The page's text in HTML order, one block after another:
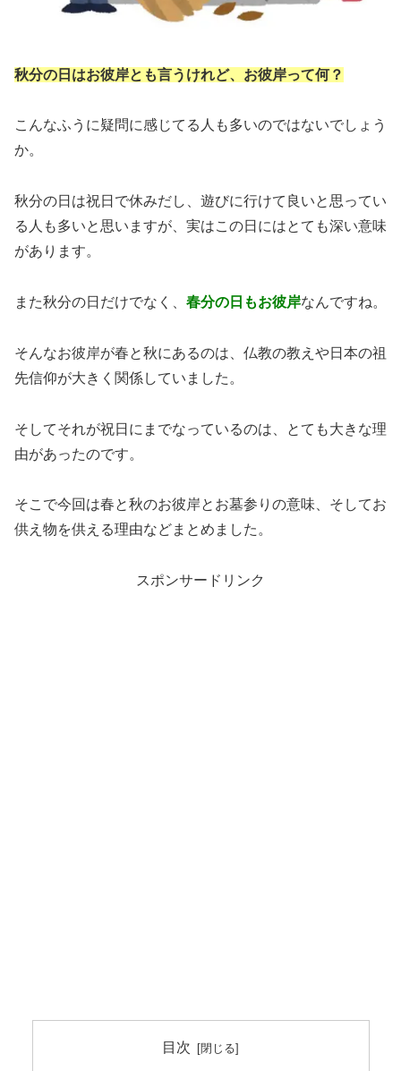
秋分の日はお彼岸とも言うけれど、お彼岸って何？
こんなふうに疑問に感じてる人も多いのではないでしょう
か。
秋分の日は祝日で休みだし、遊びに行けて良いと思ってい
る人も多いと思いますが、実はこの日にはとても深い意味
があります。
また秋分の日だけでなく、 春分の日もお彼岸なんですね。
そんなお彼岸が春と秋にあるのは、仏教の教えや日本の祖
先信仰が大きく関係していました。
そしてそれが祝日にまでなっているのは、とても大きな理
由があったのです。
そこで今回は春と秋のお彼岸とお墓参りの意味、そしてお
供え物を供える理由などまとめました。
スポンサードリンク
目次